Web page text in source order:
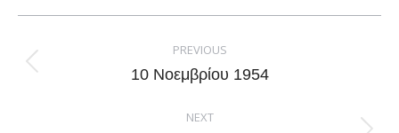
Facebook
X
PinterestLinkedIn
navigation
PREVIOUS
Previous
10 Νοεμβρίου 1954
NEXT